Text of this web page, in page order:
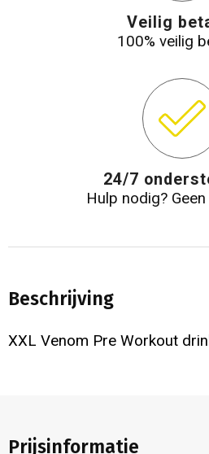
Veilig
100% veilig
24/7
Hulp nodig?
Beschrijving
XXL Venom Pre Workout
Prijsinformatie